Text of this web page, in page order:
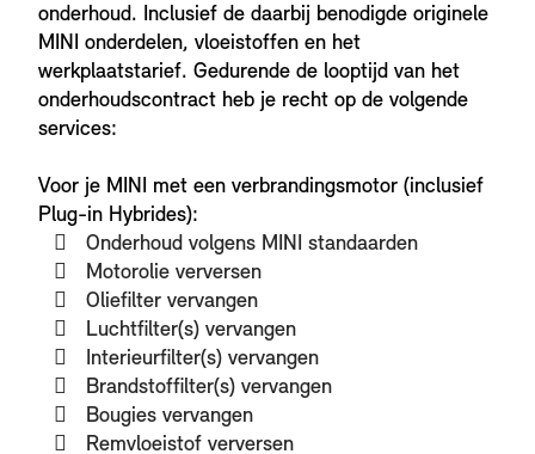
onderhoud. Inclusief de daarbij benodigde originele
MINI onderdelen, vloeistoffen en het
werkplaatstarief. Gedurende de looptijd van het
onderhoudscontract heb je recht op de volgende
services:
Voor je MINI met een verbrandingsmotor (inclusief
Plug-in Hybrides):
Onderhoud volgens MINI standaarden
Motorolie verversen
Oliefilter vervangen
Luchtfilter(s) vervangen
Interieurfilter(s) vervangen
Brandstoffilter(s) vervangen
Bougies vervangen
Remvloeistof verversen